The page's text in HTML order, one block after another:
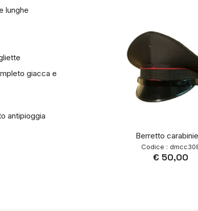
lunghe
giacca e
antipioggia
Berretto
Codice :
€ 50,00